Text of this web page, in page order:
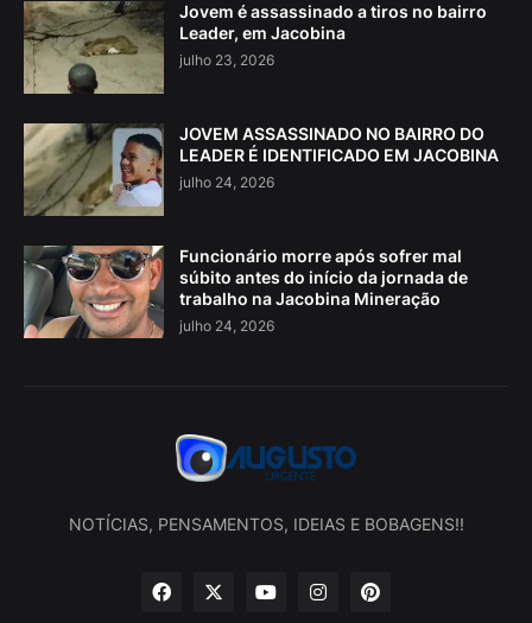
Jovem é assassinado a tiros no bairro
Leader, em Jacobina
julho 23, 2026
JOVEM ASSASSINADO NO BAIRRO DO
LEADER É IDENTIFICADO EM JACOBINA
julho 24, 2026
Funcionário morre após sofrer mal
súbito antes do início da jornada de
trabalho na Jacobina Mineração
julho 24, 2026
NOTÍCIAS, PENSAMENTOS, IDEIAS E BOBAGENS!!